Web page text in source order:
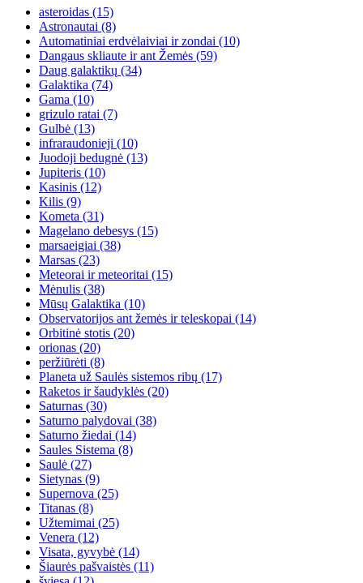
asteroidas (15)
Astronautai (8)
Automatiniai erdvėlaiviai ir zondai (10)
Dangaus skliaute ir ant Žemės (59)
Daug galaktikų (34)
Galaktika (74)
Gama (10)
grizulo ratai (7)
Gulbė (13)
infraraudonieji (10)
Juodoji bedugnė (13)
Jupiteris (10)
Kasinis (12)
Kilis (9)
Kometa (31)
Magelano debesys (15)
marsaeigiai (38)
Marsas (23)
Meteorai ir meteoritai (15)
Mėnulis (38)
Mūsų Galaktika (10)
Observatorijos ant žemės ir teleskopai (14)
Orbitinė stotis (20)
orionas (20)
peržiūrėti (8)
Planeta už Saulės sistemos ribų (17)
Raketos ir šaudyklės (20)
Saturnas (30)
Saturno palydovai (38)
Saturno žiedai (14)
Saules Sistema (8)
Saulė (27)
Sietynas (9)
Supernova (25)
Titanas (8)
Užtemimai (25)
Venera (12)
Visata, gyvybė (14)
Šiaurės pašvaistės (11)